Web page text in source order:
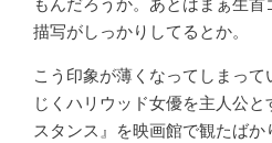
描写がしっかりしてるとか。
こう印象が薄くなってしまっ
じくハリウッド女優を主人公
スタンス』を映画館で観たばか